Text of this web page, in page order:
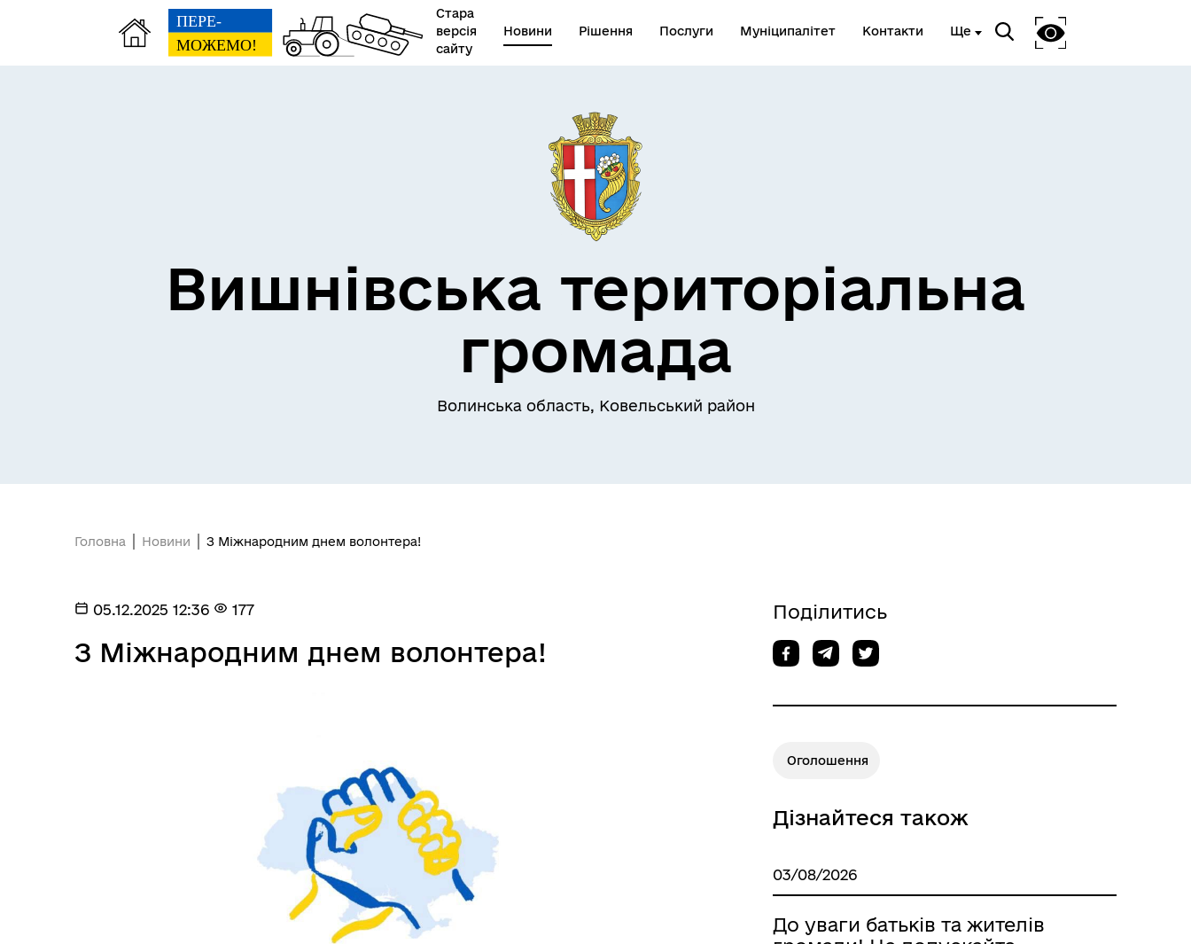
Стара
версія
сайту
Новини Рішення Послуги Муніципалітет Контакти Ще
Е-довідник закладів
Регуляторна діяльність
Вишнівська територіальна
громада
Волинська область, Ковельський район
Головна Новини З Міжнародним днем волонтера!
05.12.2025 12:36 177
З Міжнародним днем волонтера!
Поділитись
Оголошення
Дізнайтеся також
03/08/2026
До уваги батьків та жителів